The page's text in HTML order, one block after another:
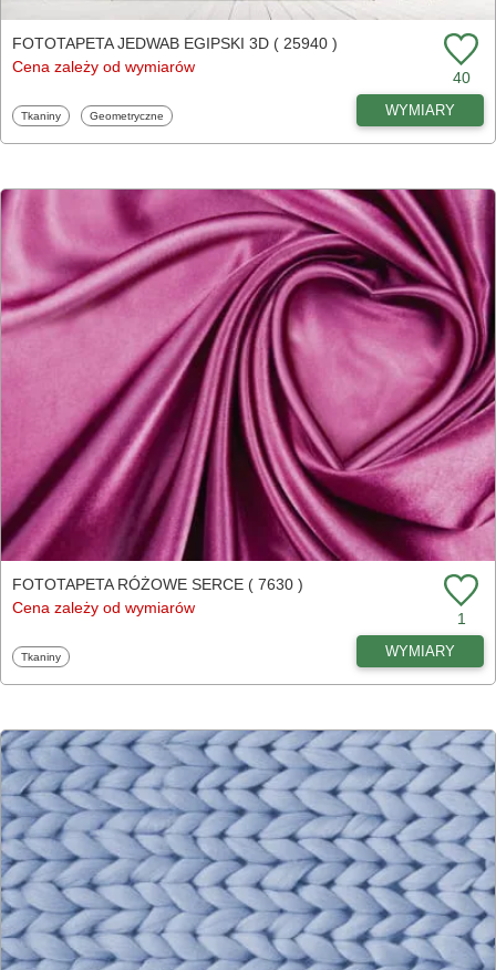
FOTOTAPETA JEDWAB EGIPSKI 3D ( 25940 )
Cena zależy od wymiarów
40
Fototapety
Tkaniny Fototapety
Geometryczne WYMIARY
FOTOTAPETA RÓŻOWE SERCE ( 7630 )
Cena zależy od wymiarów
1
Fototapety
Tkaniny WYMIARY